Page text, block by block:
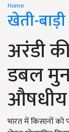
Home
खेती-बाड़ी
अरंडी
डबल
औषधीय
भारत में किसानों